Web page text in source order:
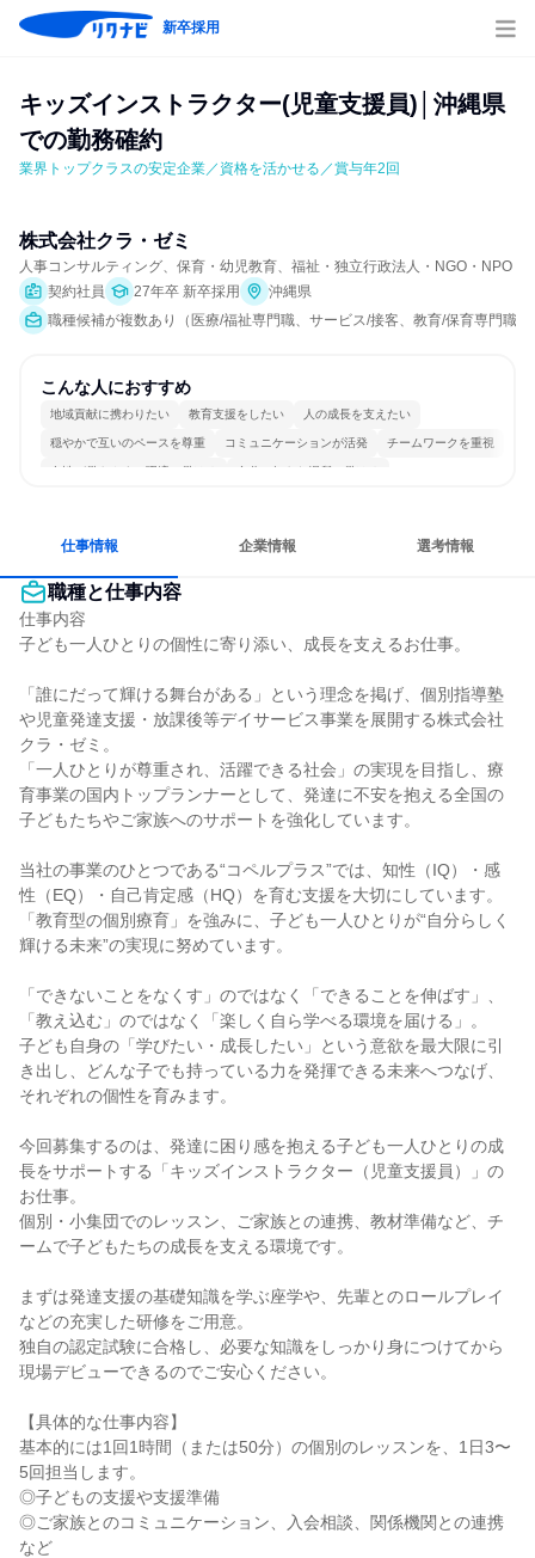
新卒採用
キッズインストラクター(児童支援員)│沖縄県
での勤務確約
業界トップクラスの安定企業／資格を活かせる／賞与年2回
株式会社クラ・ゼミ
人事コンサルティング、保育・幼児教育、福祉・独立行政法人・NGO・NPO
契約社員
27年卒 新卒採用
沖縄県
職種候補が複数あり（医療/福祉専門職、サービス/接客、教育/保育専門職）
こんな人におすすめ
地域貢献に携わりたい 教育支援をしたい 人の成長を支えたい
穏やかで互いのペースを尊重 コミュニケーションが活発 チームワークを重視
女性が働きやすい環境で働ける 自分の好きな場所で働ける
仕事情報 企業情報 選考情報
職種と仕事内容
仕事内容
子ども一人ひとりの個性に寄り添い、成長を支えるお仕事。
「誰にだって輝ける舞台がある」という理念を掲げ、個別指導塾
や児童発達支援・放課後等デイサービス事業を展開する株式会社
クラ・ゼミ。
「一人ひとりが尊重され、活躍できる社会」の実現を目指し、療
育事業の国内トップランナーとして、発達に不安を抱える全国の
子どもたちやご家族へのサポートを強化しています。
当社の事業のひとつである“コペルプラス”では、知性（IQ）・感
性（EQ）・自己肯定感（HQ）を育む支援を大切にしています。
「教育型の個別療育」を強みに、子ども一人ひとりが“自分らしく
輝ける未来”の実現に努めています。
「できないことをなくす」のではなく「できることを伸ばす」、
「教え込む」のではなく「楽しく自ら学べる環境を届ける」。
子ども自身の「学びたい・成長したい」という意欲を最大限に引
き出し、どんな子でも持っている力を発揮できる未来へつなげ、
それぞれの個性を育みます。
今回募集するのは、発達に困り感を抱える子ども一人ひとりの成
長をサポートする「キッズインストラクター（児童支援員）」の
お仕事。
個別・小集団でのレッスン、ご家族との連携、教材準備など、チ
ームで子どもたちの成長を支える環境です。
まずは発達支援の基礎知識を学ぶ座学や、先輩とのロールプレイ
などの充実した研修をご用意。
独自の認定試験に合格し、必要な知識をしっかり身につけてから
現場デビューできるのでご安心ください。
【具体的な仕事内容】
基本的には1回1時間（または50分）の個別のレッスンを、1日3〜
5回担当します。
◎子どもの支援や支援準備
◎ご家族とのコミュニケーション、入会相談、関係機関との連携
など